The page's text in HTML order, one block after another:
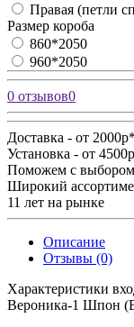
Правая (петли
Размер короба
860*2050
960*2050
0 отзывов0
Доставка - от
Установка - от
Поможем с выбором
Широкий
11 лет на рынке
Описание
Отзывы (0)
Характеристики
Вероника-1 Шпон